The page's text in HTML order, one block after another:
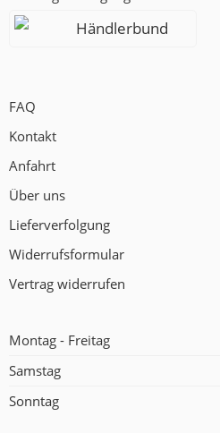
Händlerbund
FAQ
Kontakt
Anfahrt
Über uns
Lieferverfolgung
Widerrufsformular
Vertrag widerrufen
Montag - Freitag
Samstag
Sonntag